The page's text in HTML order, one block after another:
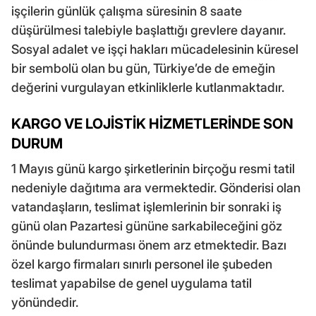
işçilerin günlük çalışma süresinin 8 saate
düşürülmesi talebiyle başlattığı grevlere dayanır.
Sosyal adalet ve işçi hakları mücadelesinin küresel
bir sembolü olan bu gün, Türkiye’de de emeğin
değerini vurgulayan etkinliklerle kutlanmaktadır.
KARGO VE LOJİSTİK HİZMETLERİNDE SON
DURUM
1 Mayıs günü kargo şirketlerinin birçoğu resmi tatil
nedeniyle dağıtıma ara vermektedir. Gönderisi olan
vatandaşların, teslimat işlemlerinin bir sonraki iş
günü olan Pazartesi gününe sarkabileceğini göz
önünde bulundurması önem arz etmektedir. Bazı
özel kargo firmaları sınırlı personel ile şubeden
teslimat yapabilse de genel uygulama tatil
yönündedir.